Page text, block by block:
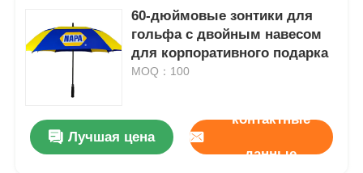
О Компании
контроль качества
60-дюймовые зонтики для
гольфа с двойным навесом
для корпоративного подарка
MOQ：100
Лучшая цена
контактные
данные